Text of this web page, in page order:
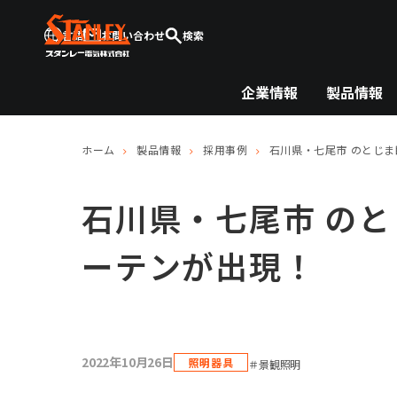
言語 お問い合わせ 検索
企業情報 製品情報
ホーム 製品情報 採用事例 石川県・七尾市 のとじ
石川県・七尾市 の
ーテンが出現！
2022年10月26日 照明器具 ＃景観照明